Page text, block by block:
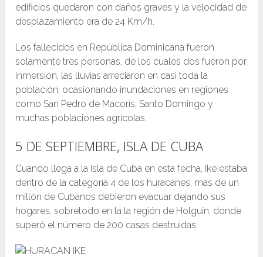
edificios quedaron con daños graves y la velocidad de
desplazamiento era de 24 Km/h.
Los fallecidos en República Dominicana fueron
solamente tres personas, de los cuales dos fueron por
inmersión, las lluvias arreciaron en casi toda la
población, ocasionando inundaciones en regiones
como San Pedro de Macorís, Santo Domingo y
muchas poblaciones agrícolas.
5 DE SEPTIEMBRE, ISLA DE CUBA
Cuando llega a la Isla de Cuba en esta fecha, Ike estaba
dentro de la categoría 4 de los huracanes, más de un
millón de Cubanos debieron evacuar dejando sus
hogares, sobretodo en la la región de Holguín, donde
superó el número de 200 casas destruidas.